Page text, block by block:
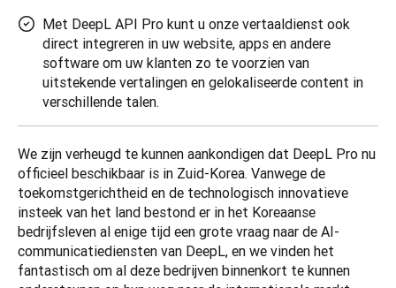
Met DeepL API Pro kunt u onze vertaaldienst ook
direct integreren in uw website, apps en andere
software om uw klanten zo te voorzien van
uitstekende vertalingen en gelokaliseerde content in
verschillende talen.
We zijn verheugd te kunnen aankondigen dat DeepL Pro nu
officieel beschikbaar is in Zuid-Korea. Vanwege de
toekomstgerichtheid en de technologisch innovatieve
insteek van het land bestond er in het Koreaanse
bedrijfsleven al enige tijd een grote vraag naar de AI-
communicatiediensten van DeepL, en we vinden het
fantastisch om al deze bedrijven binnenkort te kunnen